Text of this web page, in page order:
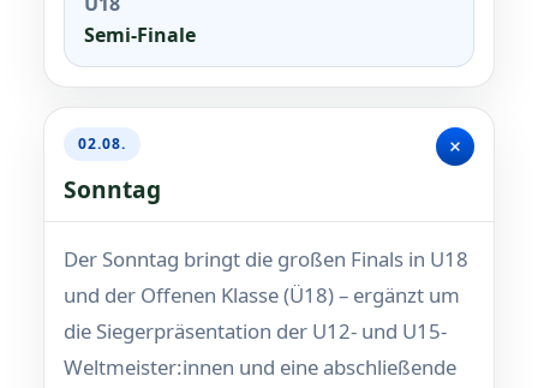
Semi-Finale
02.08.
Sonntag
+
Der Sonntag bringt die großen Finals in U18
und der Offenen Klasse (Ü18) – ergänzt um
die Siegerpräsentation der U12- und U15-
Weltmeister:innen und eine abschließende